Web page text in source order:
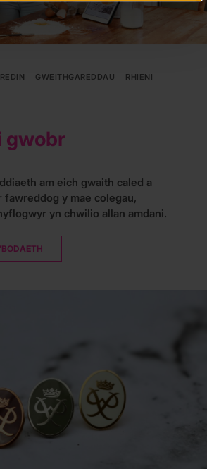
GWEITHGAREDDAU
RHIENI
gwobr
am eich gwaith caled a
y mae colegau,
yn chwilio allan amdani.